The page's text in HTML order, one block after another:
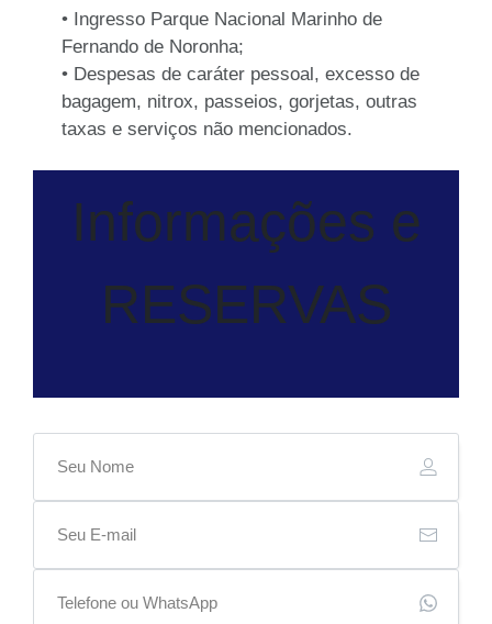
• Ingresso Parque Nacional Marinho de
Fernando de Noronha;
• Despesas de caráter pessoal, excesso de
bagagem, nitrox, passeios, gorjetas, outras
taxas e serviços não mencionados.
Informações e
RESERVAS